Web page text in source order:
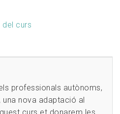
curs
professionals autònoms,
una nova adaptació al
curs et donarem les